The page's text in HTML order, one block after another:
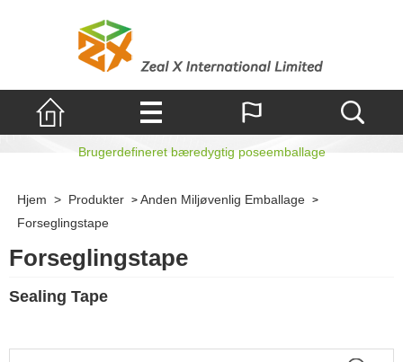
Forseglingstape
Brugerdefineret bæredygtig poseemballage
Hjem > Produkter > Anden Miljøvenlig Emballage >
Forseglingstape
Forseglingstape
Sealing Tape